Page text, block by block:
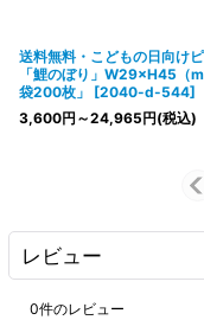
送料無料・こどもの日向け
「鯉のぼり」W29×H45（
袋200枚」
[2040-d-544]
3,600円 ～24,965円(税込)
レビュー
0件のレビュー